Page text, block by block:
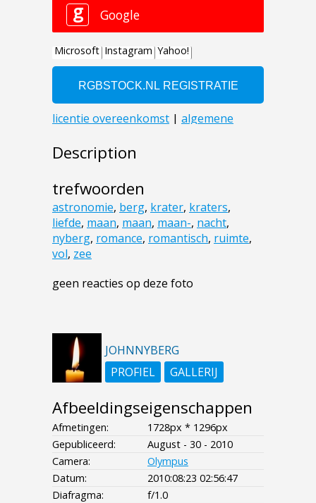
Description
trefwoorden
astronomie, berg, krater, kraters,
liefde, maan, maan, maan-, nacht,
nyberg, romance, romantisch, ruimte,
vol, zee
geen reacties op deze foto
JOHNNYBERG
PROFIEL
GALLERIJ
Afbeeldingseigenschappen
Afmetingen:
1728px * 1296px
Gepubliceerd:
August - 30 - 2010
Camera:
Olympus
Datum:
2010:08:23 02:56:47
Diafragma:
f/1.0